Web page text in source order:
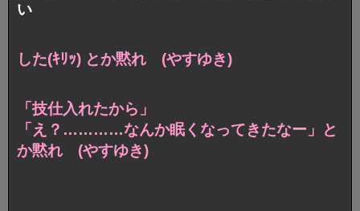
い
した(ｷﾘｯ) とか黙れ (やすゆき)
「技仕入れたから」
「え？…………なんか眠くなってきたなー」と
か黙れ (やすゆき)